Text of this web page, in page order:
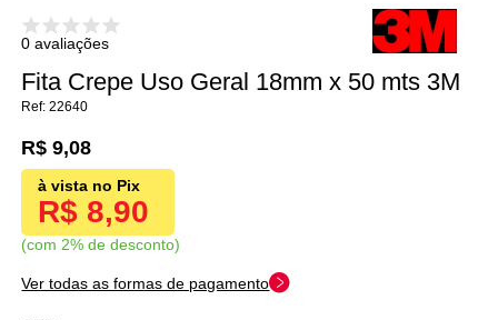
0 avaliações
Fita Crepe Uso Geral 18mm x 50 mts 3M
22640
R$ 8,90
com 2% de desconto
R$ 9,08
Ver todas as formas de pagamento